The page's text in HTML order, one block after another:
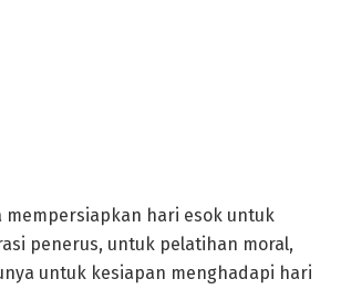
mempersiapkan hari esok untuk
penerus, untuk pelatihan moral,
untuk kesiapan menghadapi hari